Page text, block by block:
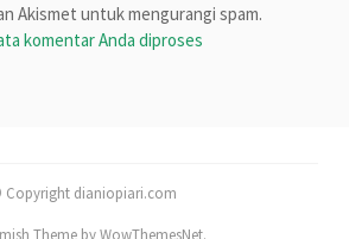
Akismet untuk mengurangi spam.
komentar Anda diproses
Copyright dianiopiari.com
Theme by WowThemesNet.